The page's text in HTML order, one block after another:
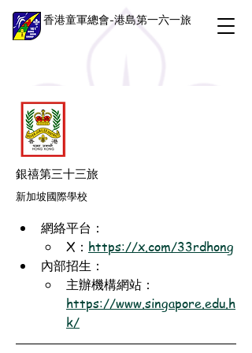
香港童軍總會-港島第一六一旅
銀禧第三十三旅
新加坡國際學校
網絡平台：
X： https://x.com/33rdhong
內部招生：
主辦機構網站：
https://www.singapore.edu.h
k/